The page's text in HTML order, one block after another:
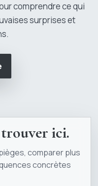
comprendre ce qui
surprises et
trouver ici.
comparer plus
concrètes